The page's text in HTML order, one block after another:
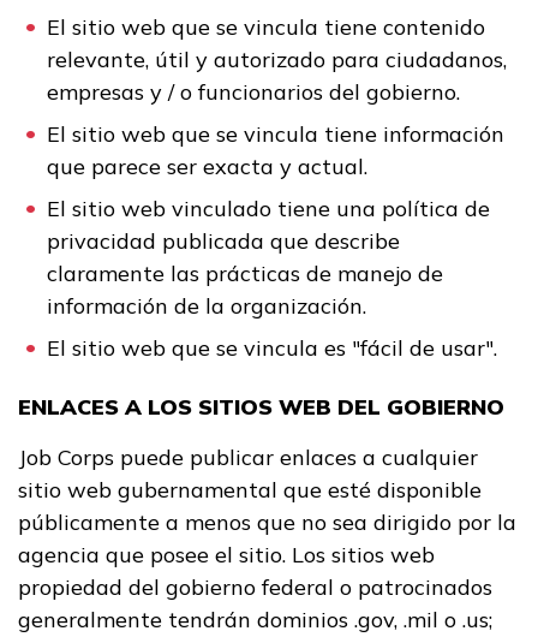
El sitio web que se vincula tiene contenido
relevante, útil y autorizado para ciudadanos,
empresas y / o funcionarios del gobierno.
El sitio web que se vincula tiene información
que parece ser exacta y actual.
El sitio web vinculado tiene una política de
privacidad publicada que describe
claramente las prácticas de manejo de
información de la organización.
El sitio web que se vincula es "fácil de usar".
ENLACES A LOS SITIOS WEB DEL GOBIERNO
Job Corps puede publicar enlaces a cualquier
sitio web gubernamental que esté disponible
públicamente a menos que no sea dirigido por la
agencia que posee el sitio. Los sitios web
propiedad del gobierno federal o patrocinados
generalmente tendrán dominios .gov, .mil o .us;